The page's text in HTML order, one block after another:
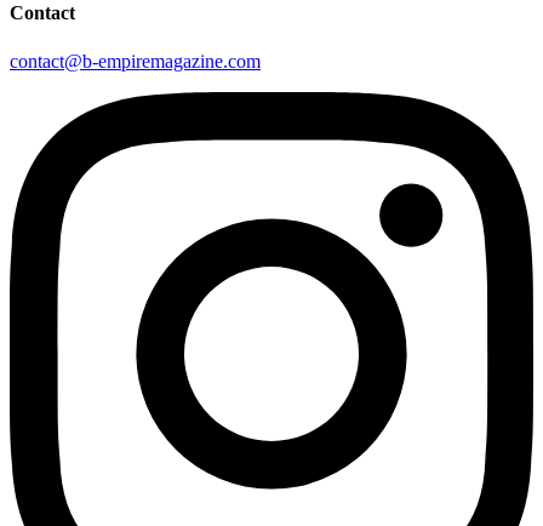
Contact
contact@b-empiremagazine.com